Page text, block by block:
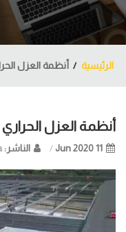
الرئيسية أنظمة العزل
أنظمة العزل الحراري
11 Jun
2020 الناشر: